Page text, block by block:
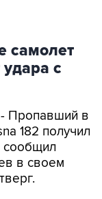
самолет
с
- Пропавший в
182 получил
сообщил
в своем